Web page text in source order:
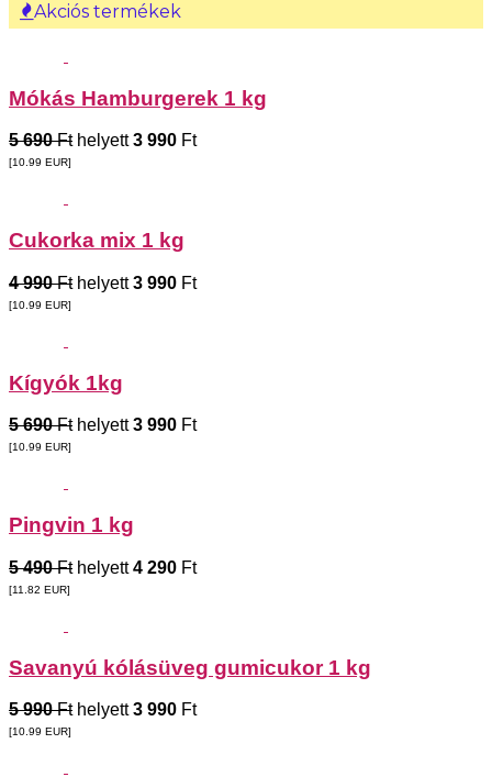
Akciós termékek
Mókás Hamburgerek 1 kg
5 690 Fthelyett3 990 Ft
[10.99 EUR]
Cukorka mix 1 kg
4 990 Fthelyett3 990 Ft
[10.99 EUR]
Kígyók 1kg
5 690 Fthelyett3 990 Ft
[10.99 EUR]
Pingvin 1 kg
5 490 Fthelyett4 290 Ft
[11.82 EUR]
Savanyú kólásüveg gumicukor 1 kg
5 990 Fthelyett3 990 Ft
[10.99 EUR]